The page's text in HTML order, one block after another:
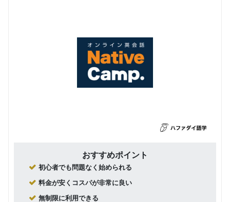
おすすめポイント
初心者でも問題なく始められる
料金が安くコスパが非常に良い
無制限に利用できる